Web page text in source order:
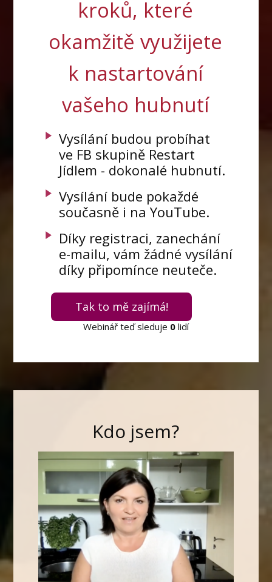
kroků, které
okamžitě využijete
k nastartování
vašeho hubnutí
Vysílání budou probíhat
ve FB skupině Restart
Jídlem - dokonalé hubnutí.
Vysílání bude pokaždé
současně i na YouTube.
Díky registraci, zanechání
e-mailu, vám žádné vysílání
díky připomínce neuteče.
Tak to mě zajímá!
Webinář teď sleduje 0 lidí
Kdo jsem?